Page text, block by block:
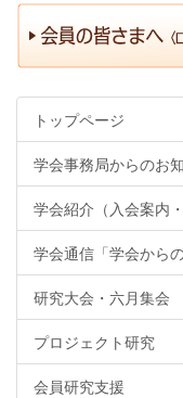
トップページ
学会事務局からのお
学会紹介（入会案内・
学会通信「学会から
研究大会・六月集会
プロジェクト研究
会員研究支援